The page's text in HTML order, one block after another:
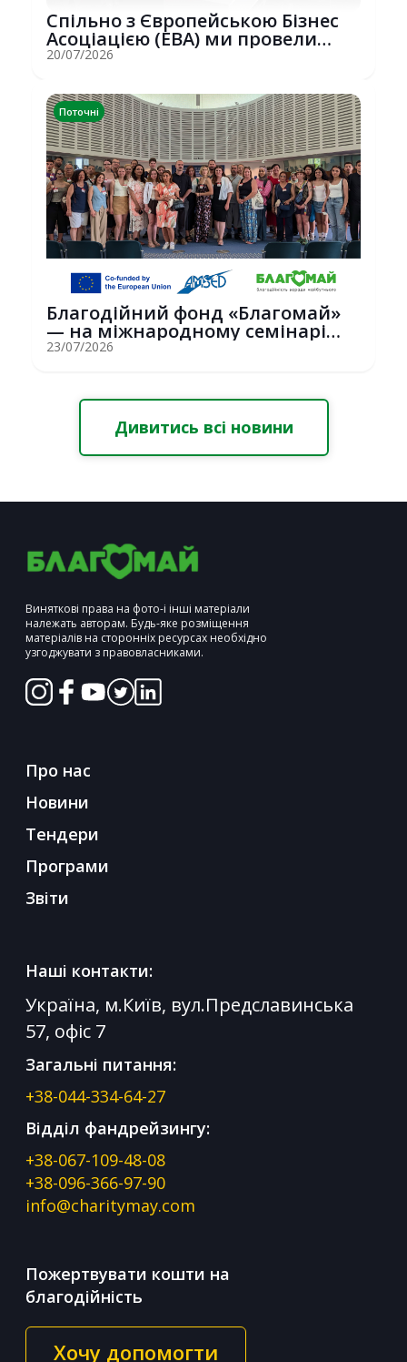
Спільно з Європейською Бізнес
Асоціацією (EBA) ми провели
потужну о...
20/07/2026
Поточні
Благодійний фонд «Благомай»
— на міжнародному семінарі
Erasmus+ у С...
23/07/2026
Дивитись всі новини
Виняткові права на фото-і інші матеріали
належать авторам. Будь-яке розміщення
матеріалів на сторонніх ресурсах необхідно
узгоджувати з правовласниками.
Про нас
Новини
Тендери
Програми
Звіти
Наші контакти:
Україна, м.Київ, вул.Предславинська
57, офіс 7
Загальні питання:
+38-044-334-64-27
Відділ фандрейзингу:
+38-067-109-48-08
+38-096-366-97-90
info@charitymay.com
Пожертвувати кошти на
благодійність
Хочу допомогти